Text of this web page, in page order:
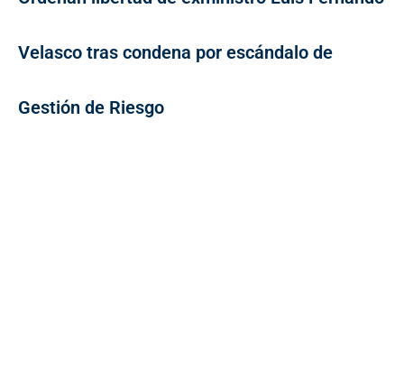
Velasco tras condena por escándalo de
Gestión de Riesgo